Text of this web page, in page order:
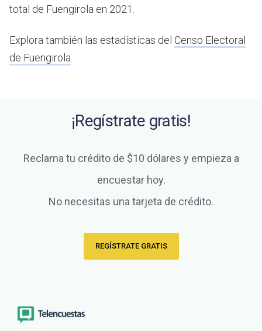
total de Fuengirola en 2021.
Explora también las estadísticas del Censo Electoral
de Fuengirola
¡Regístrate gratis!
Reclama tu crédito de $10 dólares y empieza a
encuestar hoy.
No necesitas una tarjeta de crédito.
REGÍSTRATE GRATIS